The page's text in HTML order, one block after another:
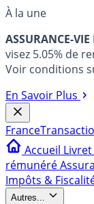
À la une
ASSURANCE-
visez 5.05% de
Voir conditions
En Savoir Plus
France
Accueil
rémunéré
Impôts &
Autres...